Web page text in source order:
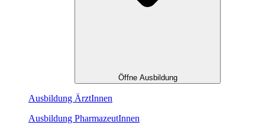
Öffne Ausbildung
Ausbildung ÄrztInnen
Ausbildung PharmazeutInnen